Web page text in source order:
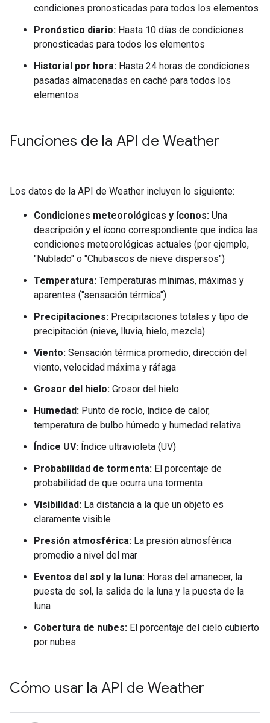
condiciones pronosticadas para todos los elementos
Pronóstico diario: Hasta 10 días de condiciones
pronosticadas para todos los elementos
Historial por hora: Hasta 24 horas de condiciones
pasadas almacenadas en caché para todos los
elementos
Funciones de la API de Weather
Los datos de la API de Weather incluyen lo siguiente:
Condiciones meteorológicas y íconos: Una
descripción y el ícono correspondiente que indica las
condiciones meteorológicas actuales (por ejemplo,
"Nublado" o "Chubascos de nieve dispersos")
Temperatura: Temperaturas mínimas, máximas y
aparentes ("sensación térmica")
Precipitaciones: Precipitaciones totales y tipo de
precipitación (nieve, lluvia, hielo, mezcla)
Viento: Sensación térmica promedio, dirección del
viento, velocidad máxima y ráfaga
Grosor del hielo: Grosor del hielo
Humedad: Punto de rocío, índice de calor,
temperatura de bulbo húmedo y humedad relativa
Índice UV: Índice ultravioleta (UV)
Probabilidad de tormenta: El porcentaje de
probabilidad de que ocurra una tormenta
Visibilidad: La distancia a la que un objeto es
claramente visible
Presión atmosférica: La presión atmosférica
promedio a nivel del mar
Eventos del sol y la luna: Horas del amanecer, la
puesta de sol, la salida de la luna y la puesta de la
luna
Cobertura de nubes: El porcentaje del cielo cubierto
por nubes
Cómo usar la API de Weather